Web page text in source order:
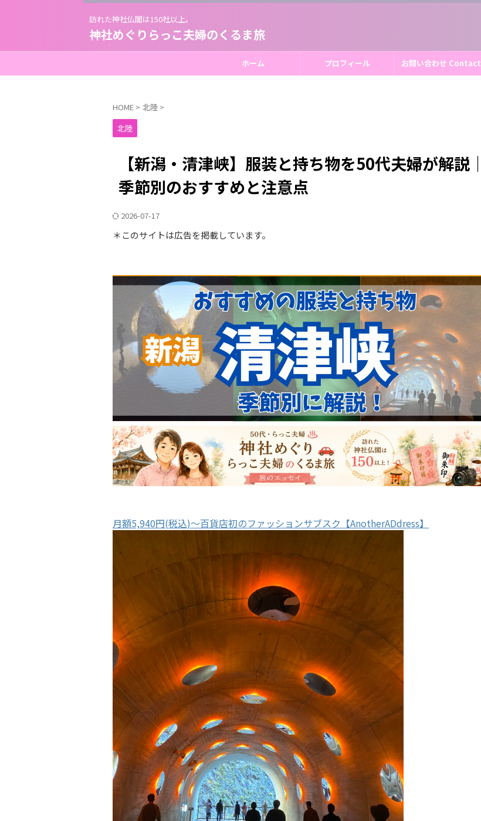
訪れた神社仏閣は150社以上。
神社めぐりらっこ夫婦のくるま旅
ホーム プロフィール お問い合わせ Contact
HOME > 北陸 >
北陸
【新潟・清津峡】服装と持ち物を50代夫婦が解説｜
季節別のおすすめと注意点
2026-07-17
＊このサイトは広告を掲載しています。
月額5,940円(税込)〜百貨店初のファッションサブスク【AnotherADdress】